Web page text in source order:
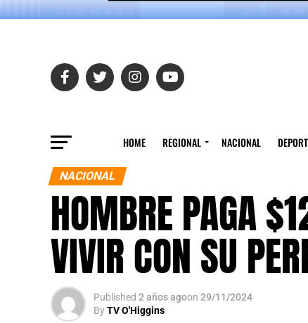
HOME REGIONAL NACIONAL
NACIONAL
HOMBRE PAGA
VIVIR CON SU
Published 2 años agoon 29/11/2024
ByTV O'Higgins